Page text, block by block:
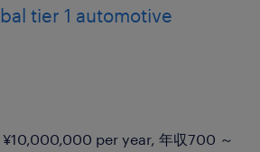
tier 1 automotive
per year, 年収700 ～